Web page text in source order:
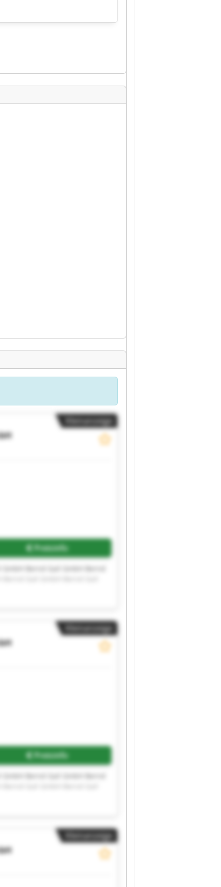
Kleinanzeige
Preisinfo
Bernd Gail GmbH Bernd
Kleinanzeige
Preisinfo
Bernd Gail GmbH Bernd
Kleinanzeige